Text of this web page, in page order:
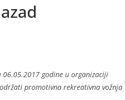
06.05.2017 godine u organizaciji
promotivna rekreativna vožnja